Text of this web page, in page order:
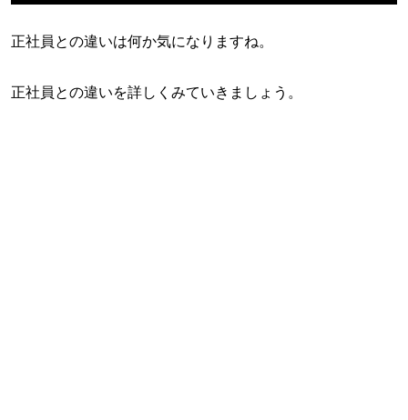
正社員との違いは何か気になりますね。
正社員との違いを詳しくみていきましょう。